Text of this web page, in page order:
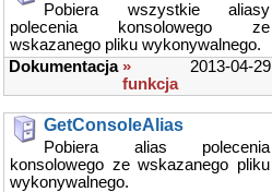
Pobiera wszystkie aliasy
polecenia konsolowego ze
wskazanego pliku wykonywalnego.
2013-04-29
Dokumentacja »
funkcja
GetConsoleAlias
Pobiera alias polecenia
konsolowego ze wskazanego pliku
wykonywalnego.